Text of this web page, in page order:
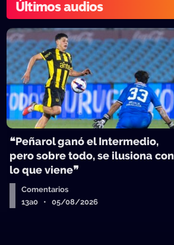
Últimos audios
❝Peñarol ganó el Intermedio,
pero sobre todo, se ilusiona con
lo que viene❞
Comentarios
13a0 • 05/08/2026